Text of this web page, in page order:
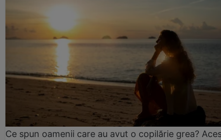
Ce spun oamenii care au avut o copilărie grea?